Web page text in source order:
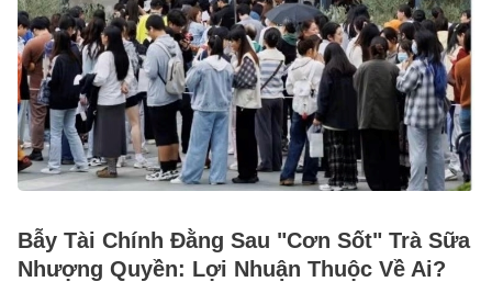
Bẫy Tài Chính Đằng Sau "Cơn Sốt" Trà Sữa
Nhượng Quyền: Lợi Nhuận Thuộc Về Ai?